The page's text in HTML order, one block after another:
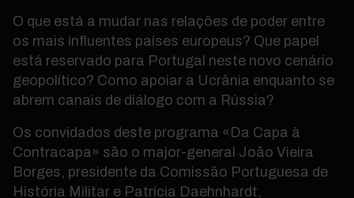
O que está a mudar nas relações de poder entre
os mais influentes países europeus? Que papel
está reservado para Portugal neste novo cenário
geopolítico? Como apoiar a Ucrânia enquanto se
abrem canais de diálogo com a Rússia?
Os convidados deste programa «Da Capa à
Contracapa» são o major-general João Vieira
Borges, presidente da Comissão Portuguesa de
História Militar e Patrícia Daehnhardt,